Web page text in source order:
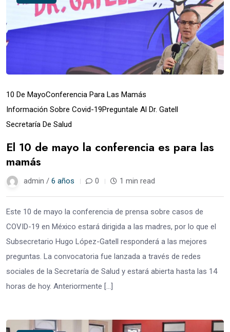
10 De MayoConferencia Para Las Mamás
Información Sobre Covid-19Preguntale Al Dr. Gatell
Secretaría De Salud
El 10 de mayo la conferencia es para las
mamás
admin / 6 años 0 1 min read
Este 10 de mayo la conferencia de prensa sobre casos de
COVID-19 en México estará dirigida a las madres, por lo que el
Subsecretario Hugo López-Gatell responderá a las mejores
preguntas. La convocatoria fue lanzada a través de redes
sociales de la Secretaría de Salud y estará abierta hasta las 14
horas de hoy. Anteriormente […]